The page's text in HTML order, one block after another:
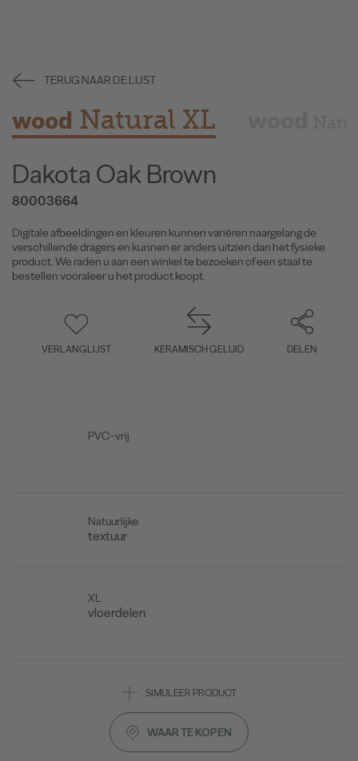
TERUG NAAR DE LIJST
wood Natural XL
Dakota Oak Brown
80003664
Digitale afbeeldingen en kleuren kunnen variëren naargelang de
verschillende dragers en kunnen er anders uitzien dan het fysieke
product. We raden u aan een winkel te bezoeken of een staal te
bestellen vooraleer u het product koopt.
VERLANGLIJST KERAMISCH GELUID DELEN
PVC-vrij
Natuurlijke
textuur
XL
vloerdelen
SIMULEER PRODUCT
WAAR TE KOPEN